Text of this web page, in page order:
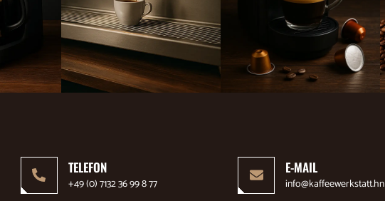
TELEFON
+49 (0) 7132 36 99 8 77
E-MAIL
info@kaffeewerkstatt.hn